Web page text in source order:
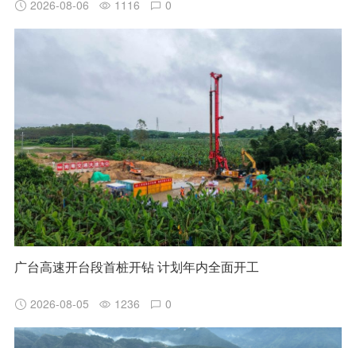
2026-08-06 1116 0
广台高速开台段首桩开钻 计划年内全面开工
2026-08-05 1236 0